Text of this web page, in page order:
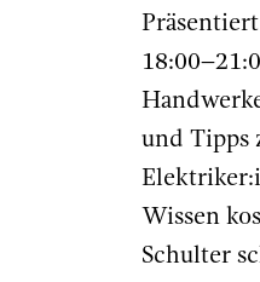
und Tipps
Wissen
Schulter